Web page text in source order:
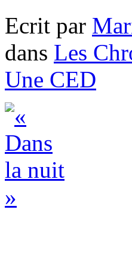
Ecrit par
dans Les
Une CED